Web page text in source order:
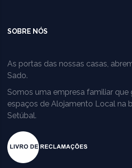
SOBRE NÓS
As portas das nossas casas,
Sado.
Somos uma empresa familiar que
espaços de Alojamento Local na
Setúbal.